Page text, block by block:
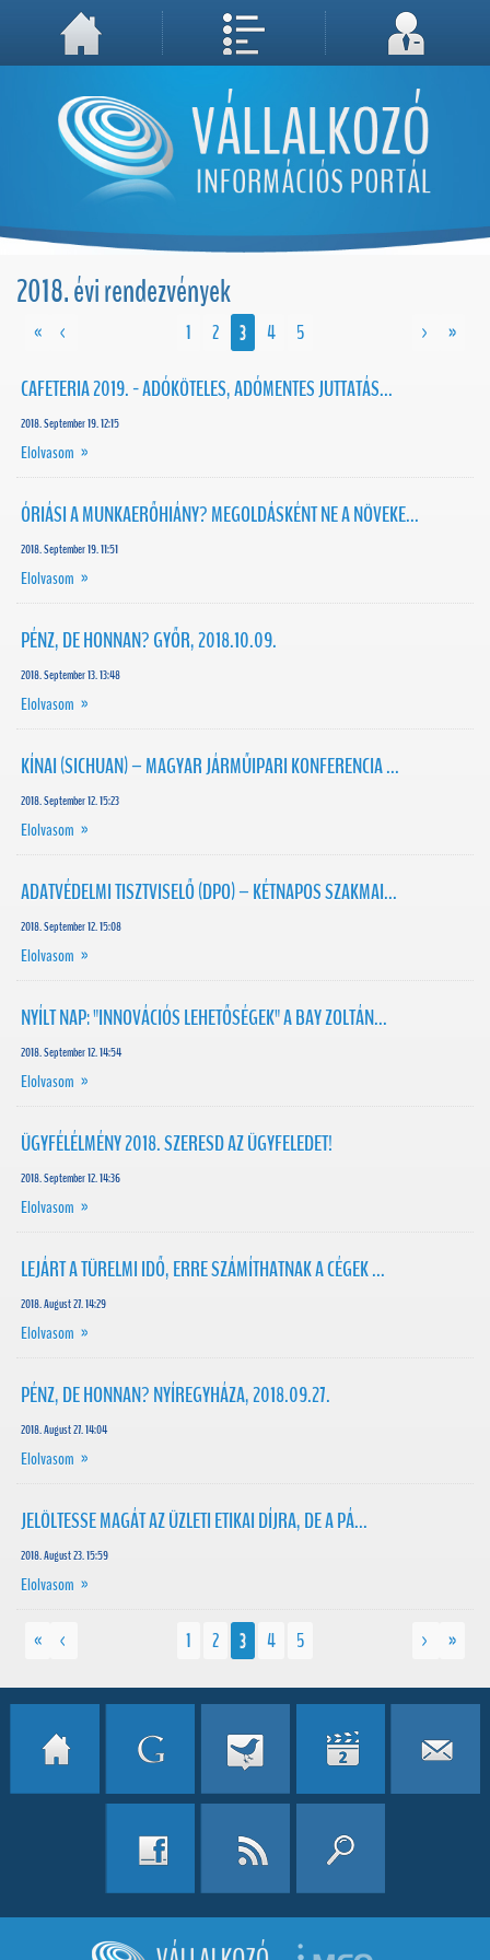
A weboldal használatával Ön elfogadja, hogy Cookie-kat (sütiket) tároljunk számítógépén. A sütik a weboldal megfelelő működéséhez
Megértettem, folytatás...
2018. évi rendezvények
« < 1 2 3 4 5 > »
CAFETERIA 2019. - ADÓKÖTELES, ADÓMENTES JUTTATÁS...
2018. September 19. 12:15
Elolvasom »
ÓRIÁSI A MUNKAERŐHIÁNY? MEGOLDÁSKÉNT NE A NÖVEKE...
2018. September 19. 11:51
Elolvasom »
PÉNZ, DE HONNAN? GYŐR, 2018.10.09.
2018. September 13. 13:48
Elolvasom »
KÍNAI (SICHUAN) – MAGYAR JÁRMŰIPARI KONFERENCIA ...
2018. September 12. 15:23
Elolvasom »
ADATVÉDELMI TISZTVISELŐ (DPO) – KÉTNAPOS SZAKMAI...
2018. September 12. 15:08
Elolvasom »
NYÍLT NAP: "INNOVÁCIÓS LEHETŐSÉGEK" A BAY ZOLTÁN...
2018. September 12. 14:54
Elolvasom »
ÜGYFÉLÉLMÉNY 2018. SZERESD AZ ÜGYFELEDET!
2018. September 12. 14:36
Elolvasom »
LEJÁRT A TÜRELMI IDŐ, ERRE SZÁMÍTHATNAK A CÉGEK ...
2018. August 27. 14:29
Elolvasom »
PÉNZ, DE HONNAN? NYÍREGYHÁZA, 2018.09.27.
2018. August 27. 14:04
Elolvasom »
JELÖLTESSE MAGÁT AZ ÜZLETI ETIKAI DÍJRA, DE A PÁ...
2018. August 23. 15:59
Elolvasom »
« < 1 2 3 4 5 > »